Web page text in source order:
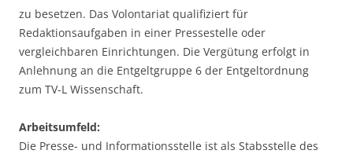
zu besetzen. Das Volontariat qualifiziert für
Redaktionsaufgaben in einer Pressestelle oder
vergleichbaren Einrichtungen. Die Vergütung erfolgt in
Anlehnung an die Entgeltgruppe 6 der Entgeltordnung
zum TV-L Wissenschaft.
Arbeitsumfeld:
Die Presse- und Informationsstelle ist als Stabsstelle des